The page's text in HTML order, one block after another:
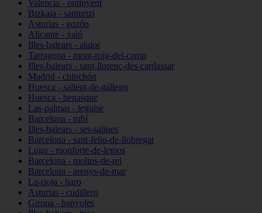
Valencia - ontinyent
Bizkaia - santurtzi
Asturias - gozón
Alicante - xaló
Illes-balears - alaior
Tarragona - mont-roig-del-camp
Illes-balears - sant-llorenç-des-cardassar
Madrid - chinchón
Huesca - sallent-de-gállego
Huesca - benasque
Las-palmas - teguise
Barcelona - rubí
Illes-balears - ses-salines
Barcelona - sant-feliu-de-llobregat
Lugo - monforte-de-lemos
Barcelona - molins-de-rei
Barcelona - arenys-de-mar
La-rioja - haro
Asturias - cudillero
Girona - banyoles